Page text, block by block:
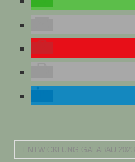
ENTWICKLUNG GALABAU 2023